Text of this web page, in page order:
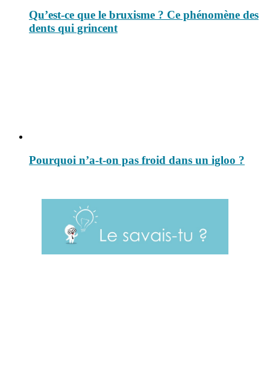
Qu’est-ce que le bruxisme ? Ce phénomène des
dents qui grincent
Pourquoi n’a-t-on pas froid dans un igloo ?